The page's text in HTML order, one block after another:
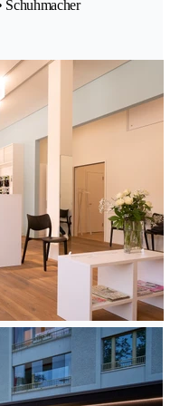
Schuhmacher